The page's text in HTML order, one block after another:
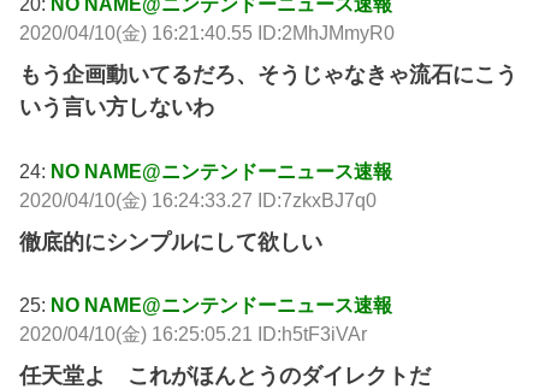
2020/04/10(金) 16:21:40.55 ID:2MhJMmyR0
もう企画動いてるだろ、そうじゃなきゃ流石にこう
いう言い方しないわ
24: NO NAME@ニンテンドーニュース速報
2020/04/10(金) 16:24:33.27 ID:7zkxBJ7q0
徹底的にシンプルにして欲しい
25: NO NAME@ニンテンドーニュース速報
2020/04/10(金) 16:25:05.21 ID:h5tF3iVAr
任天堂よ これがほんとうのダイレクトだ